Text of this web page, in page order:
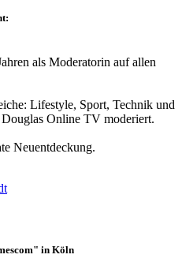
als Moderatorin auf allen
Lifestyle, Sport, Technik und
Online TV moderiert.
Neuentdeckung.
in Köln